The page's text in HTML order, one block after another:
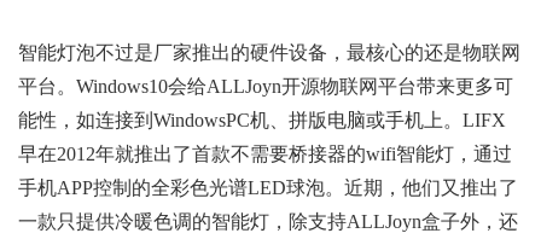
智能灯泡不过是厂家推出的硬件设备，最核心的还是物联网
平台。Windows10会给ALLJoyn开源物联网平台带来更多可
能性，如连接到WindowsPC机、拼版电脑或手机上。LIFX
早在2012年就推出了首款不需要桥接器的wifi智能灯，通过
手机APP控制的全彩色光谱LED球泡。近期，他们又推出了
一款只提供冷暖色调的智能灯，除支持ALLJoyn盒子外，还